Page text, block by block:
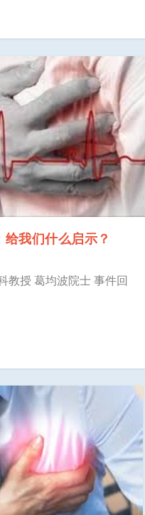
我们什么启示？
教授 葛均波院士 事件回